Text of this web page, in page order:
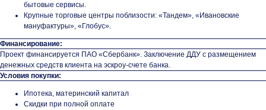
бытовые сервисы.
Крупные торговые центры поблизости: «Тандем», «Ивановские
мануфактуры», «Глобус».
Финансирование:
Проект финансируется ПАО «Сбербанк». Заключение ДДУ с размещением
денежных средств клиента на эскроу-счете банка.
Условия покупки:
Ипотека, материнский капитал
Скидки при полной оплате